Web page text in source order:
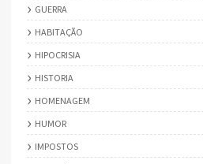
GUERRA
HABITAÇÃO
HIPOCRISIA
HISTORIA
HOMENAGEM
HUMOR
IMPOSTOS